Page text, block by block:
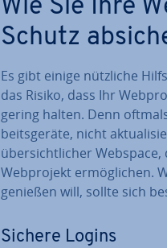
Wie Sie Ihre
Schutz
Es gibt einige nützliche
das Risiko, dass Ihr
gering halten. Denn
beits­ge­rä­te, nicht
über­sicht­li­cher
Web­pro­jekt er­mög­li­chen.
genießen will, sollte sich
Sichere Logins